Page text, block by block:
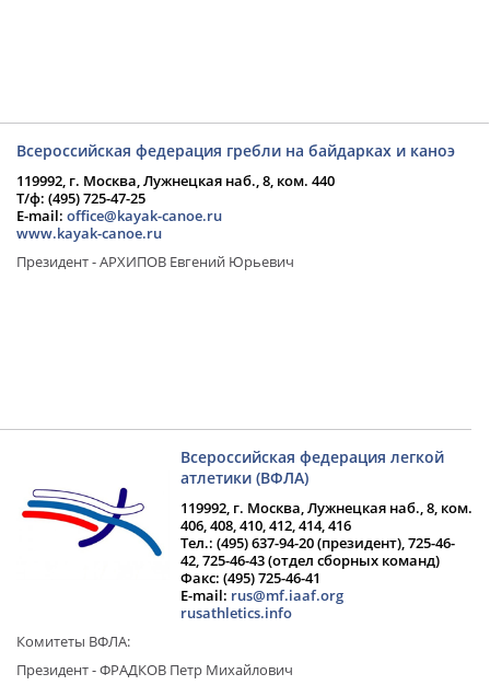
Всероссийская федерация гребли на байдарках и каноэ
119992, г. Москва, Лужнецкая наб., 8, ком. 440
Т/ф: (495) 725-47-25
E-mail: office@kayak-canoe.ru
www.kayak-canoe.ru
Президент - АРХИПОВ Евгений Юрьевич
Всероссийская федерация легкой
атлетики (ВФЛА)
119992, г. Москва, Лужнецкая наб., 8, ком.
406, 408, 410, 412, 414, 416
Тел.: (495) 637-94-20 (президент), 725-46-
42, 725-46-43 (отдел сборных команд)
Факс: (495) 725-46-41
E-mail: rus@mf.iaaf.org
rusathletics.info
Комитеты ВФЛА:
Президент - ФРАДКОВ Петр Михайлович